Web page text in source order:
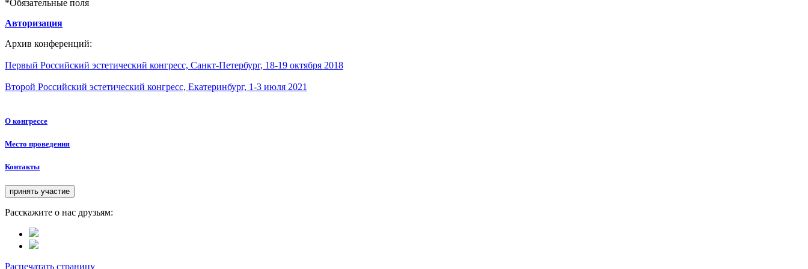
*Обязательные поля
Авторизация
Архив конференций:
Первый Российский эстетический конгресс, Санкт-Петербург, 18-19 октября 2018
Второй Российский эстетический конгресс, Екатеринбург, 1-3 июля 2021
О конгрессе
Место проведения
Контакты
Расскажите о нас друзьям:
Распечатать страницу